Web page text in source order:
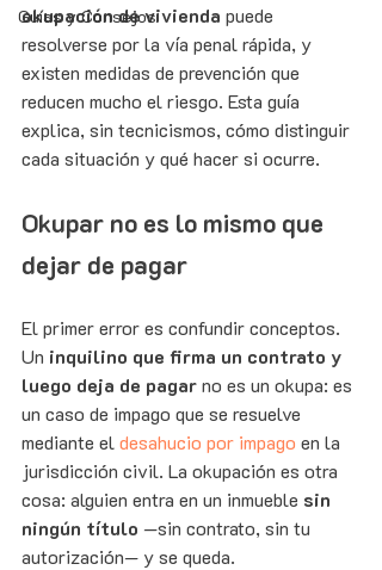
Guías y Consejos
okupación de vivienda puede
resolverse por la vía penal rápida, y
existen medidas de prevención que
reducen mucho el riesgo. Esta guía
explica, sin tecnicismos, cómo distinguir
cada situación y qué hacer si ocurre.
Okupar no es lo mismo que
dejar de pagar
El primer error es confundir conceptos.
Un inquilino que firma un contrato y
luego deja de pagar no es un okupa: es
un caso de impago que se resuelve
mediante el desahucio por impago en la
jurisdicción civil. La okupación es otra
cosa: alguien entra en un inmueble sin
ningún título —sin contrato, sin tu
autorización— y se queda.